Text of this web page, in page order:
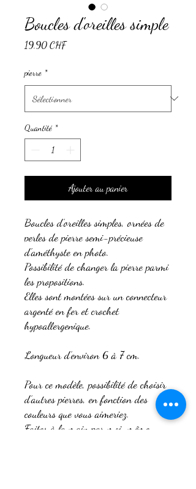
Boucles d'oreilles simple
19.90 CHFPrix
pierre *
Quantité *
Ajouter au panier
Boucles d’oreilles simples, ornées de
perles de pierre semi-précieuse
d'améthyste en photo.
Possibilité de changer la pierre parmi
les propositions.
Elles sont montées sur un connecteur
argenté en fer et crochet
hypoallergenique.
Longueur d’environ 6 à 7 cm.
Pour ce modèle, possibilité de choisir
d’autres pierres, en fonction des
couleurs que vous aimeriez.
Faites à la main par moi-même.